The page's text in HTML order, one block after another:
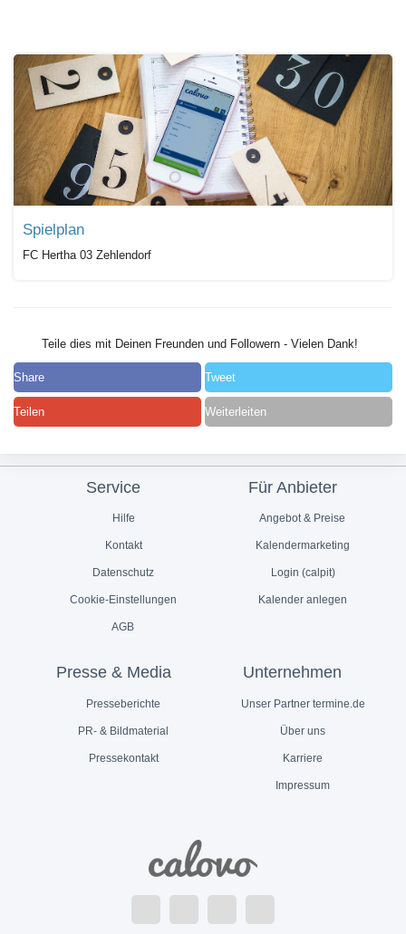
Spielplan
FC Hertha 03 Zehlendorf
Teile dies mit Deinen Freunden und Followern - Vielen Dank!
Share Tweet
Teilen Weiterleiten
Service
Hilfe
Kontakt
Datenschutz
Cookie-Einstellungen
AGB
Für Anbieter
Angebot & Preise
Kalendermarketing
Login (calpit)
Kalender anlegen
Presse & Media
Presseberichte
PR- & Bildmaterial
Pressekontakt
Unternehmen
Unser Partner termine.de
Über uns
Karriere
Impressum